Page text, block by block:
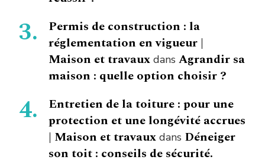
Permis de construction : la
réglementation en vigueur |
Maison et travaux dans Agrandir sa
maison : quelle option choisir ?
Entretien de la toiture : pour une
protection et une longévité accrues
| Maison et travaux dans Déneiger
son toit : conseils de sécurité.